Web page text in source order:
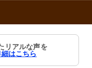
リアルな声を
はこちら